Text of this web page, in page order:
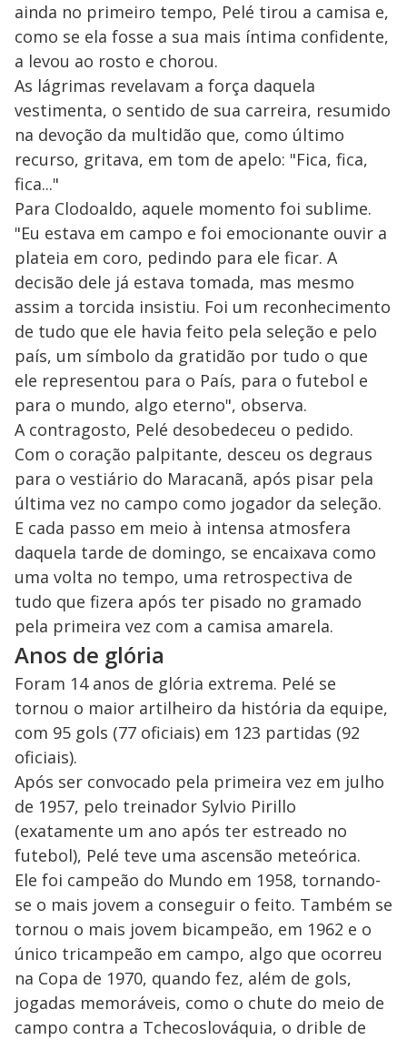
ainda no primeiro tempo, Pelé tirou a camisa e,
como se ela fosse a sua mais íntima confidente,
a levou ao rosto e chorou.
As lágrimas revelavam a força daquela
vestimenta, o sentido de sua carreira, resumido
na devoção da multidão que, como último
recurso, gritava, em tom de apelo: "Fica, fica,
fica..."
Para Clodoaldo, aquele momento foi sublime.
"Eu estava em campo e foi emocionante ouvir a
plateia em coro, pedindo para ele ficar. A
decisão dele já estava tomada, mas mesmo
assim a torcida insistiu. Foi um reconhecimento
de tudo que ele havia feito pela seleção e pelo
país, um símbolo da gratidão por tudo o que
ele representou para o País, para o futebol e
para o mundo, algo eterno", observa.
A contragosto, Pelé desobedeceu o pedido.
Com o coração palpitante, desceu os degraus
para o vestiário do Maracanã, após pisar pela
última vez no campo como jogador da seleção.
E cada passo em meio à intensa atmosfera
daquela tarde de domingo, se encaixava como
uma volta no tempo, uma retrospectiva de
tudo que fizera após ter pisado no gramado
pela primeira vez com a camisa amarela.
Anos de glória
Foram 14 anos de glória extrema. Pelé se
tornou o maior artilheiro da história da equipe,
com 95 gols (77 oficiais) em 123 partidas (92
oficiais).
Após ser convocado pela primeira vez em julho
de 1957, pelo treinador Sylvio Pirillo
(exatamente um ano após ter estreado no
futebol), Pelé teve uma ascensão meteórica.
Ele foi campeão do Mundo em 1958, tornando-
se o mais jovem a conseguir o feito. Também se
tornou o mais jovem bicampeão, em 1962 e o
único tricampeão em campo, algo que ocorreu
na Copa de 1970, quando fez, além de gols,
jogadas memoráveis, como o chute do meio de
campo contra a Tchecoslováquia, o drible de